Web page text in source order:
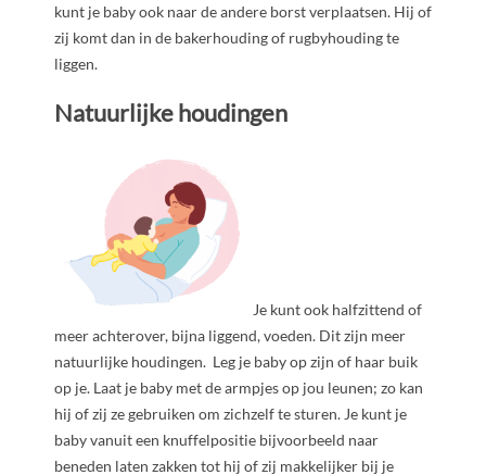
kunt je baby ook naar de andere borst verplaatsen. Hij of
zij komt dan in de bakerhouding of rugbyhouding te
liggen.
Natuurlijke houdingen
Je kunt ook halfzittend of
meer achterover, bijna liggend, voeden. Dit zijn meer
natuurlijke houdingen. Leg je baby op zijn of haar buik
op je. Laat je baby met de armpjes op jou leunen; zo kan
hij of zij ze gebruiken om zichzelf te sturen. Je kunt je
baby vanuit een knuffelpositie bijvoorbeeld naar
beneden laten zakken tot hij of zij makkelijker bij je